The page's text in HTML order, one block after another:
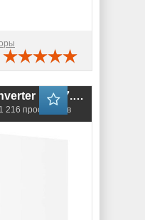
Wondershare UniConverter 16.4.7.227 RePack
216 просмотров